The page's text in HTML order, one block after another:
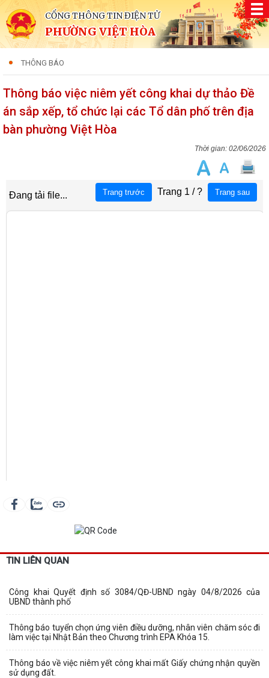
CỔNG THÔNG TIN ĐIỆN TỬ
PHƯỜNG VIỆT HÒA
THÔNG BÁO
Thông báo việc niêm yết công khai dự thảo Đề
án sắp xếp, tổ chức lại các Tổ dân phố trên địa
bàn phường Việt Hòa
02/06/2026
TIN LIÊN QUAN
Công khai Quyết định số 3084/QĐ-UBND ngày 04/8/2026 của
UBND thành phố
Thông báo tuyển chọn ứng viên điều dưỡng, nhân viên chăm sóc đi
làm việc tại Nhật Bản theo Chương trình EPA Khóa 15.
Thông báo về việc niêm yết công khai mất Giấy chứng nhận quyền
sử dụng đất.